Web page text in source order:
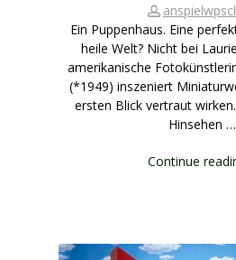
Ein Puppenhaus. Eine
heile Welt? Nicht bei
amerikanische
(*1949) inszeniert
ersten Blick vertraut
Hinsehen …
Continue